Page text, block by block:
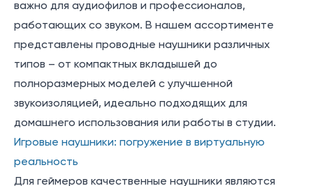
важно для аудиофилов и профессионалов,
работающих со звуком. В нашем ассортименте
представлены проводные наушники различных
типов – от компактных вкладышей до
полноразмерных моделей с улучшенной
звукоизоляцией, идеально подходящих для
домашнего использования или работы в студии.
Игровые наушники: погружение в виртуальную
реальность
Для геймеров качественные наушники являются